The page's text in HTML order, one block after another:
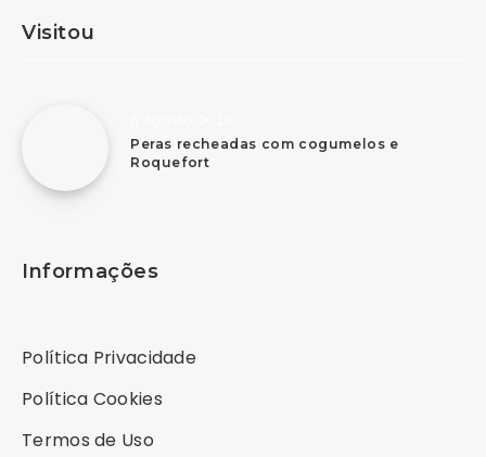
Visitou
Peras recheadas com cogumelos e
Roquefort
Informações
Política Privacidade
Política Cookies
Termos de Uso